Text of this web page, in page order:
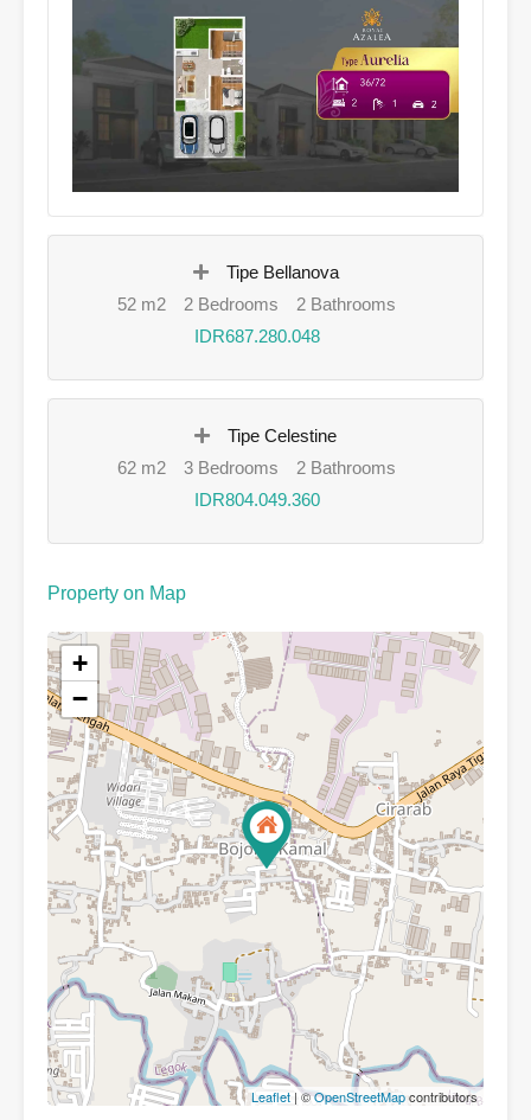
Tipe Bellanova
52 m2
2 Bedrooms
2 Bathrooms
IDR687.280.048
Tipe Celestine
62 m2
3 Bedrooms
2 Bathrooms
IDR804.049.360
Property on Map
+
−
Leaflet | ©OpenStreetMapcontributors